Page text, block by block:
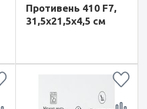
Противень 410 F7,
31,5x21,5x4,5 см